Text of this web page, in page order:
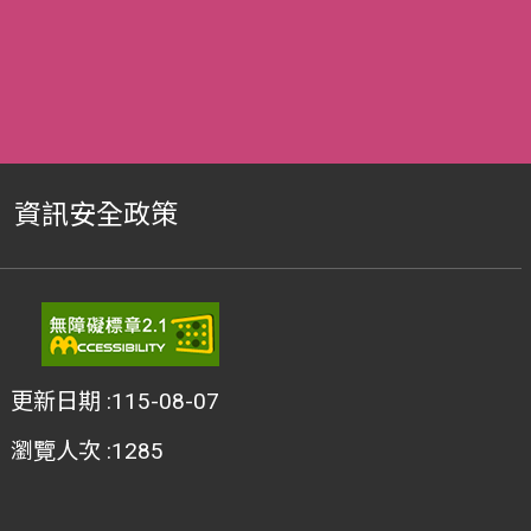
資訊安全政策
更新日期 115-08-07
瀏覽人次 1285